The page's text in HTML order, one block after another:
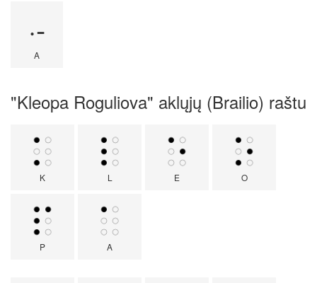
·-
A
"Kleopa Roguliova" aklųjų (Brailio) raštu
K L E O
P A